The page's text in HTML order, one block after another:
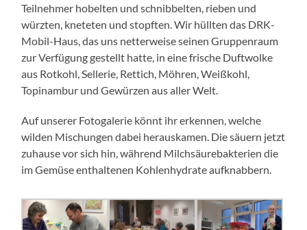
Teilnehmer hobelten und schnibbelten, rieben und
würzten, kneteten und stopften. Wir hüllten das DRK-
Mobil-Haus, das uns netterweise seinen Gruppenraum
zur Verfügung gestellt hatte, in eine frische Duftwolke
aus Rotkohl, Sellerie, Rettich, Möhren, Weißkohl,
Topinambur und Gewürzen aus aller Welt.
Auf unserer Fotogalerie könnt ihr erkennen, welche
wilden Mischungen dabei herauskamen. Die säuern jetzt
zuhause vor sich hin, während Milchsäurebakterien die
im Gemüse enthaltenen Kohlenhydrate aufknabbern.